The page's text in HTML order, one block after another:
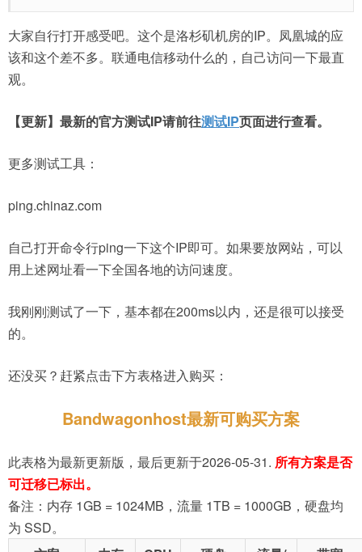
大家自行打开感受吧。这个是洛杉矶机房的IP。凤凰城的应
该和这个差不多。联通电信移动什么的，自己访问一下最直
观。
【更新】最新的官方测试IP请前往测试IP页面进行查看。
更多测试工具：
ping.chinaz.com
自己打开命令行ping一下这个IP即可。如果要放网站，可以
用上述网址看一下全国各地的访问速度。
我刚刚测试了一下，基本都在200ms以内，还是很可以接受
的。
还没买？赶紧点击下方表格进入购买：
Bandwagonhost最新可购买方案
此表格为最新更新版，最后更新于2026-05-31. 所有方案是否
可迁移已标出。
备注：内存 1GB = 1024MB，流量 1TB = 1000GB，硬盘均
为 SSD。